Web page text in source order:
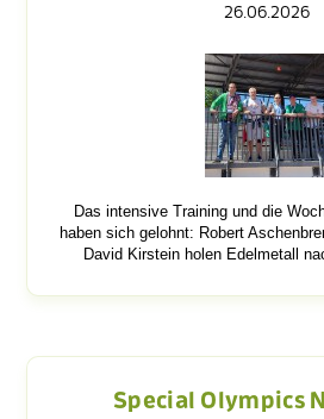
26.06.2026
Das intensive Training und die
haben sich gelohnt: Robert
David Kirstein holen Edelmetall
Special Olympics